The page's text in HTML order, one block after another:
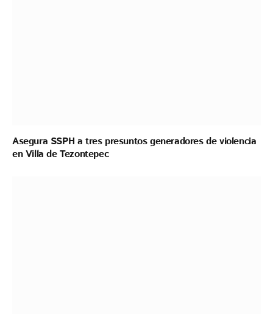
Asegura SSPH a tres presuntos generadores de violencia
en Villa de Tezontepec